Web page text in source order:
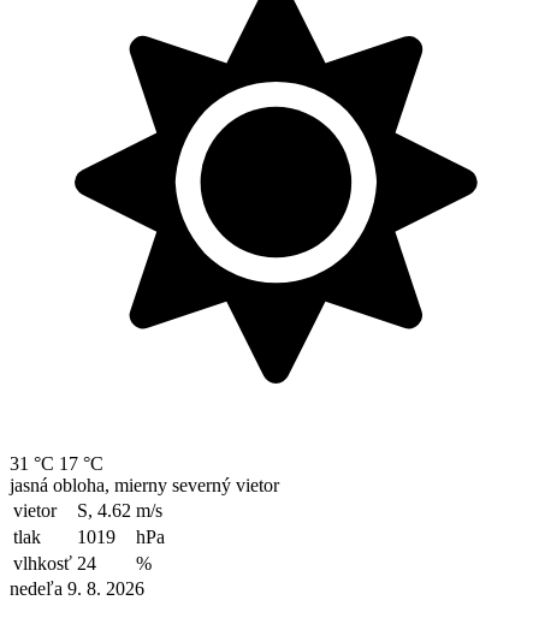
31 °C 17 °C
jasná obloha, mierny severný vietor
vietor
S, 4.62 m/s
tlak
1019
hPa
vlhkosť 24
%
nedeľa 9. 8. 2026